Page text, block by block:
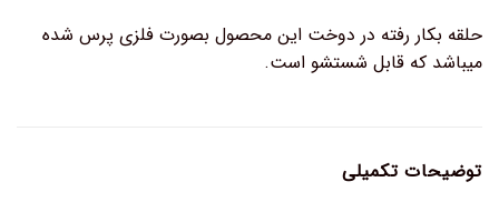
حلقه بکار رفته در دوخت این محصول بصورت فلزی پرس شده
میباشد که قابل شستشو است.
توضیحات تکمیلی